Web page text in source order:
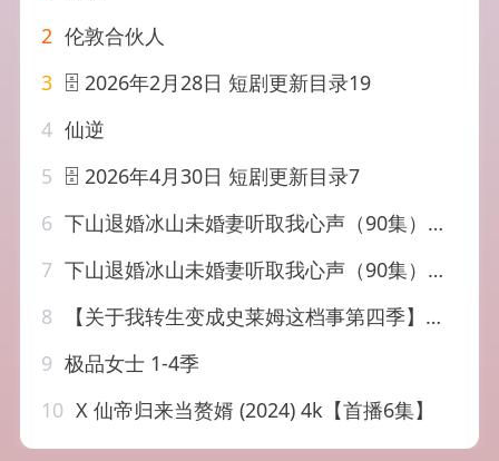
2 伦敦合伙人
3 🗄 2026年2月28日 短剧更新目录19
4 仙逆
5 🗄 2026年4月30日 短剧更新目录7
6 下山退婚冰山未婚妻听取我心声（90集）李源&汤彦俐
7 下山退婚冰山未婚妻听取我心声（90集）李源&汤彦俐
8
【关于我转生变成史莱姆这档事第四季】（2026）【4K 更新中】
9 极品女士 1-4季
10 X 仙帝归来当赘婿 (2024) 4k【首播6集】